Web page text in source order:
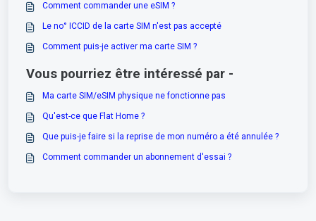
Comment commander une eSIM ?
Le no° ICCID de la carte SIM n'est pas accepté
Comment puis-je activer ma carte SIM ?
Vous pourriez être intéressé par -
Ma carte SIM/eSIM physique ne fonctionne pas
Qu'est-ce que Flat Home ?
Que puis-je faire si la reprise de mon numéro a été annulée ?
Comment commander un abonnement d'essai ?